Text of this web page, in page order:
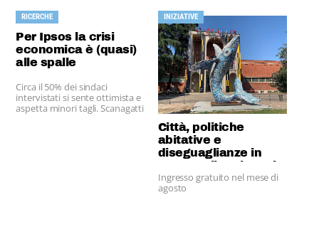
RICERCHE
Per Ipsos la crisi
economica è (quasi)
alle spalle
Circa il 50% dei sindaci
intervistati si sente ottimista e
aspetta minori tagli. Scanagatti
INIZIATIVE
Città, politiche
abitative e
diseguaglianze in
mostra alla Triennale
di Milano
Ingresso gratuito nel mese di
agosto